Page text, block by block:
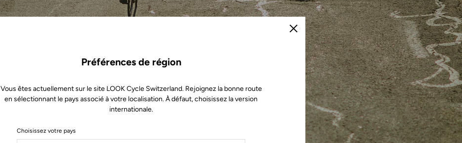
Fermer
Préférences de région
Vous êtes actuellement sur le site LOOK Cycle Switzerland. Rejoignez la bonne route
en sélectionnant le pays associé à votre localisation. À défaut, choisissez la version
internationale.
Choisissez votre pays